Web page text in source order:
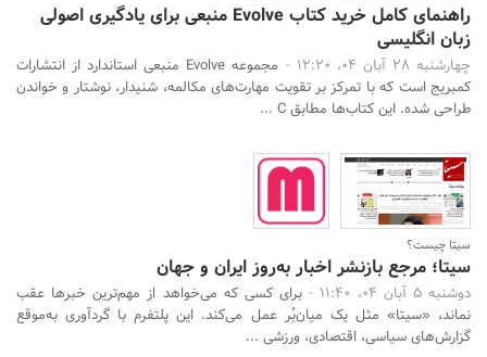
راهنمای کامل خرید کتاب Evolve منبعی برای یادگیری اصولی
زبان انگلیسی
چهارشنبه 28 آبان 04، 12:20 -
مجموعه Evolve منبعی استاندارد از انتشارات
کمبریج است که با تمرکز بر تقویت مهارت‌های مکالمه، شنیدار، نوشتار و خواندن
طراحی شده. این کتاب‌ها مطابق C ...
سیتا چیست؟
سیتا؛ مرجع بازنشر اخبار به‌روز ایران و جهان
دوشنبه 5 آبان 04، 11:40 -
برای کسی که می‌خواهد از مهم‌ترین خبرها عقب
نماند، «سیتا» مثل یک میان‌بُر عمل می‌کند. این پلتفرم با گردآوری به‌موقع
گزارش‌های سیاسی، اقتصادی، ورزشی ...